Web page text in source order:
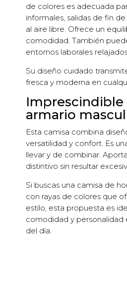
de colores es adecuada
informales, salidas de fin
al aire libre. Ofrece un
comodidad. También
entornos laborales
Su diseño cuidado
fresca y moderna en
Imprescindible
armario
Esta camisa combina
versatilidad y confort. Es
llevar y de combinar.
distintivo sin resultar
Si buscas una camisa de
con rayas de colores que
estilo, esta propuesta es
comodidad y
del día.